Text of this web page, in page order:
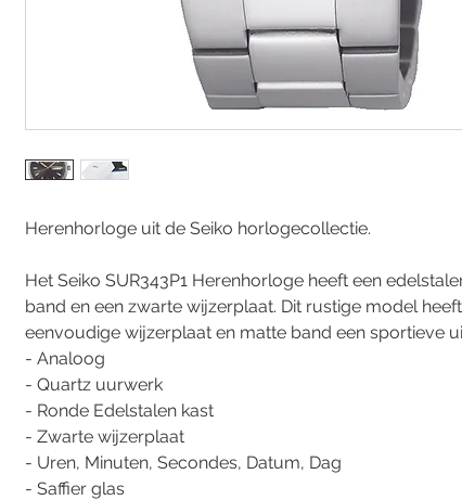
Herenhorloge uit de Seiko horlogecollectie.
Het Seiko SUR343P1 Herenhorloge heeft een
band en een zwarte wijzerplaat. Dit rustige model
eenvoudige wijzerplaat en matte band een sportieve
- Analoog
- Quartz uurwerk
- Ronde Edelstalen kast
- Zwarte wijzerplaat
- Uren, Minuten, Secondes, Datum, Dag
- Saffier glas